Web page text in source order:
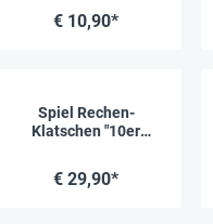
€ 10,90*
Spiel Rechen-
Klatschen "10er
€ 29,90*